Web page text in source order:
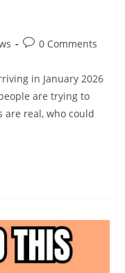
Post0 Comments
in January 2026
are trying to
are real, who could